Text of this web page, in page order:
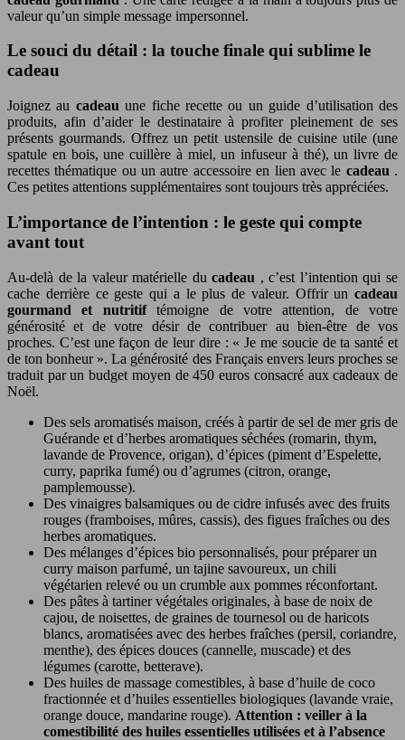
valeur qu’un simple message impersonnel.
Le souci du détail : la touche finale qui sublime le
cadeau
Joignez au cadeauune fiche recette ou un guide d’utilisation des
produits, afin d’aider le destinataire à profiter pleinement de ses
présents gourmands. Offrez un petit ustensile de cuisine utile (une
spatule en bois, une cuillère à miel, un infuseur à thé), un livre de
recettes thématique ou un autre accessoire en lien avec le cadeau .
Ces petites attentions supplémentaires sont toujours très appréciées.
L’importance de l’intention : le geste qui compte
avant tout
Au-delà de la valeur matérielle ducadeau , c’est l’intention qui se
cache derrière ce geste qui a le plus de valeur. Offrir un cadeau
gourmand et nutritiftémoigne de votre attention, de votre
générosité et de votre désir de contribuer au bien-être de vos
proches. C’est une façon de leur dire : « Je me soucie de ta santé et
de ton bonheur ». La générosité des Français envers leurs proches se
traduit par un budget moyen de 450 euros consacré aux cadeaux de
Noël.
Des sels aromatisés maison, créés à partir de sel de mer gris de
Guérande et d’herbes aromatiques séchées (romarin, thym,
lavande de Provence, origan), d’épices (piment d’Espelette,
curry, paprika fumé) ou d’agrumes (citron, orange,
pamplemousse).
Des vinaigres balsamiques ou de cidre infusés avec des fruits
rouges (framboises, mûres, cassis), des figues fraîches ou des
herbes aromatiques.
Des mélanges d’épices bio personnalisés, pour préparer un
curry maison parfumé, un tajine savoureux, un chili
végétarien relevé ou un crumble aux pommes réconfortant.
Des pâtes à tartiner végétales originales, à base de noix de
cajou, de noisettes, de graines de tournesol ou de haricots
blancs, aromatisées avec des herbes fraîches (persil, coriandre,
menthe), des épices douces (cannelle, muscade) et des
légumes (carotte, betterave).
Des huiles de massage comestibles, à base d’huile de coco
fractionnée et d’huiles essentielles biologiques (lavande vraie,
orange douce, mandarine rouge). Attention : veiller à la
comestibilité des huiles essentielles utilisées et à l’absence